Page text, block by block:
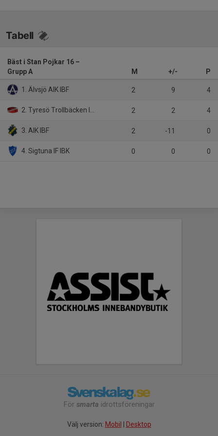
Tabell
Bäst i Stan Pojkar 16 –
Grupp A
M +/- P
1. Älvsjö AIK IBF 2 9 4
2. Tyresö Trollbäcken IBK 2 2 4
3. AIK IBF 2 -11 0
4. Sigtuna IF IBK 0 0 0
För smarta idrottsföreningar
Välj version: Mobil Desktop